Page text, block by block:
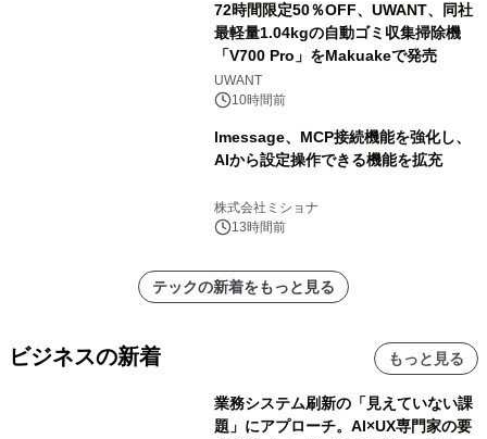
72時間限定50％OFF、UWANT、同社
最軽量1.04kgの自動ゴミ収集掃除機
「V700 Pro」をMakuakeで発売
UWANT
10時間前
lmessage、MCP接続機能を強化し、
AIから設定操作できる機能を拡充
株式会社ミショナ
13時間前
テックの新着をもっと見る
ビジネスの新着 もっと見る
業務システム刷新の「見えていない課
題」にアプローチ。AI×UX専門家の要